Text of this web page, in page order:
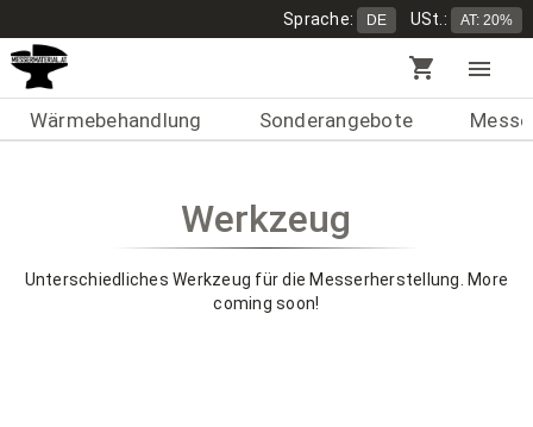
Sprache: DE USt.: AT: 20%
shopping_cart menu
Wärmebehandlung Sonderangebote
Werkzeug
Unterschiedliches Werkzeug für die Messerherstellung. More
coming soon!